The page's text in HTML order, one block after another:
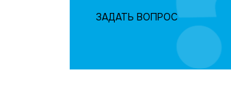
ЗАДАТЬ ВОПРОС